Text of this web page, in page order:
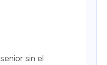
sin el